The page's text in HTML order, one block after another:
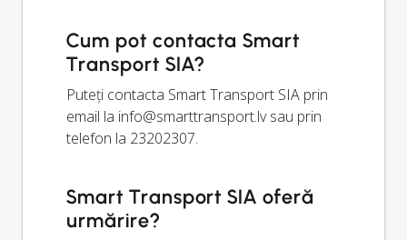
Cum pot contacta Smart
Transport SIA?
Puteți contacta Smart Transport SIA prin
email la info@smarttransport.lvsau prin
telefon la 23202307.
Smart Transport SIA oferă
urmărire?